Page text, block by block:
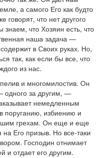
а самого Его как будто
говорят, что нет другого
что Хозяин есть, что
наша задача —
в Своих руках. Но,
так, как если бы все, что
из нас.
и многомилостив. Он
одного за другим, —
немедленным
поруганию, избиению и
грехам. Он еще и еще
на Его призыв. Но все-таки
Господин отнимает
и отдает его другим.